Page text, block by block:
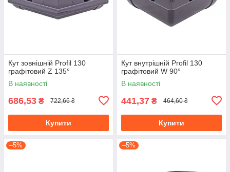
Кут зовнішній Profil 130
графітовий Z 135°
В наявності
686,53 ₴ 722,66 ₴
Купити
Кут внутрішній Profil 130
графітовий W 90°
В наявності
441,37 ₴ 464,60 ₴
Купити
–5% –5%